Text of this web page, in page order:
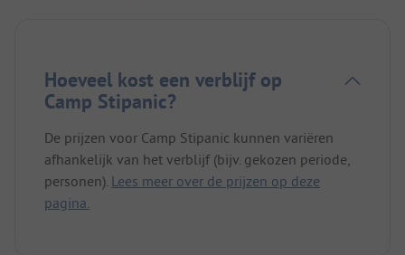
Hoeveel kost een verblijf op
Camp Stipanic?
De prijzen voor Camp Stipanic kunnen variëren
afhankelijk van het verblijf (bijv. gekozen periode,
personen). Lees meer over de prijzen op deze
pagina.